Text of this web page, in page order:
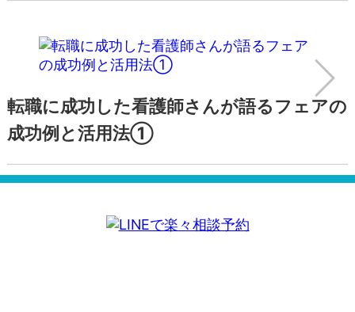
転職に成功した看護師さんが語るフェアの
成功例と活用法①